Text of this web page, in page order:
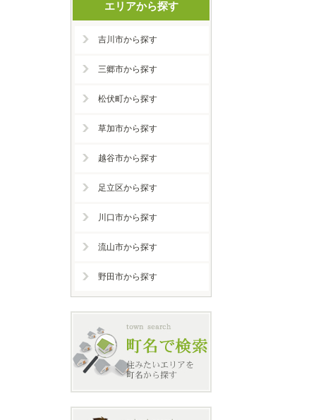
エリアから探す
吉川市から探す
三郷市から探す
松伏町から探す
草加市から探す
越谷市から探す
足立区から探す
川口市から探す
流山市から探す
野田市から探す